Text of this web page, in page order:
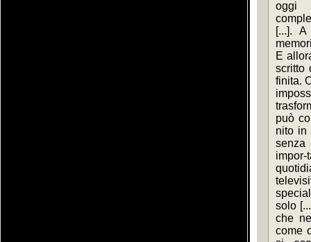
oggi
[...].
E
scritto
finita.
può
nito in
senza
solo
che
come